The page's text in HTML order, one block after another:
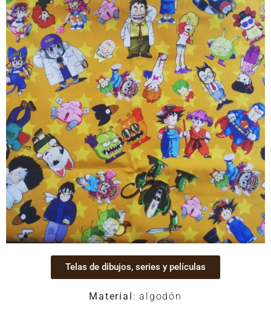
Telas de dibujos, series y películas
Material : algodón